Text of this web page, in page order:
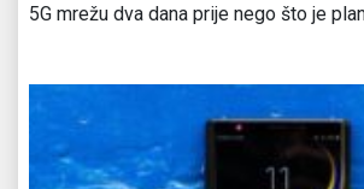
5G mrežu dva dana prije nego što je